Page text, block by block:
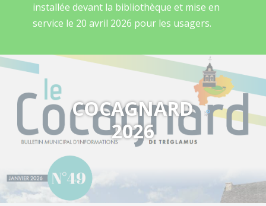
installée devant la bibliothèque et mise en
service le 20 avril 2026 pour les usagers.
COCAGNARD
2026